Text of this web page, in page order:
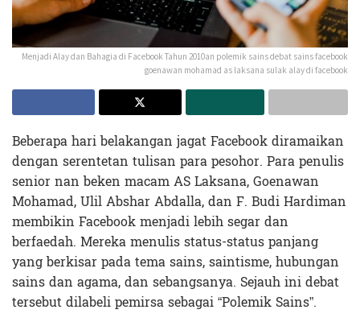
Menjadi Alay dan Bahagia di Facebook Tahun 2010an polemik sains debat sains facebook
goenawan mohamad as laksana sulak alay di facebook
Beberapa hari belakangan jagat Facebook diramaikan
dengan serentetan tulisan para pesohor. Para penulis
senior nan beken macam AS Laksana, Goenawan
Mohamad, Ulil Abshar Abdalla, dan F. Budi Hardiman
membikin Facebook menjadi lebih segar dan
berfaedah. Mereka menulis status-status panjang
yang berkisar pada tema sains, saintisme, hubungan
sains dan agama, dan sebangsanya. Sejauh ini debat
tersebut dilabeli pemirsa sebagai “Polemik Sains”.